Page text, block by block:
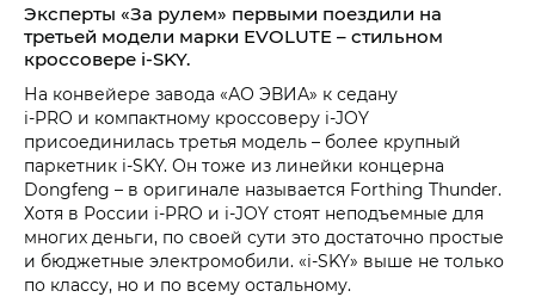
Эксперты «За рулем» первыми поездили на
третьей модели марки EVOLUTE – стильном
кроссовере i‑SKY.
На конвейере завода «АО ЭВИА» к седану
i‑PRO и компактному кроссоверу i‑JOY
присоединилась третья модель – более крупный
паркетник i‑SKY. Он тоже из линейки концерна
Dongfeng – в оригинале называется Forthing Thunder.
Хотя в России i‑PRO и i‑JOY стоят неподъемные для
многих деньги, по своей сути это достаточно простые
и бюджетные электромобили. «i‑SKY» выше не только
по классу, но и по всему остальному.